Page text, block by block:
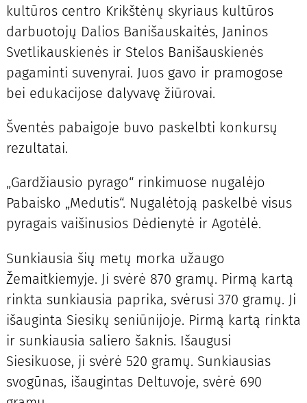
kultūros centro Krikštėnų skyriaus kultūros
darbuotojų Dalios Banišauskaitės, Janinos
Svetlikauskienės ir Stelos Banišauskienės
pagaminti suvenyrai. Juos gavo ir pramogose
bei edukacijose dalyvavę žiūrovai.
Šventės pabaigoje buvo paskelbti konkursų
rezultatai.
„Gardžiausio pyrago“ rinkimuose nugalėjo
Pabaisko „Medutis“. Nugalėtoją paskelbė visus
pyragais vaišinusios Dėdienytė ir Agotėlė.
Sunkiausia šių metų morka užaugo
Žemaitkiemyje. Ji svėrė 870 gramų. Pirmą kartą
rinkta sunkiausia paprika, svėrusi 370 gramų. Ji
išauginta Siesikų seniūnijoje. Pirmą kartą rinkta
ir sunkiausia saliero šaknis. Išaugusi
Siesikuose, ji svėrė 520 gramų. Sunkiausias
svogūnas, išaugintas Deltuvoje, svėrė 690